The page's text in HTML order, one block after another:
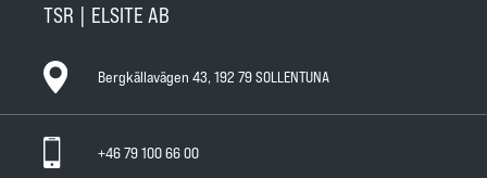
TSR | ELSITE AB
Bergkällavägen 43, 192 79 SOLLENTUNA
+46 79 100 66 00